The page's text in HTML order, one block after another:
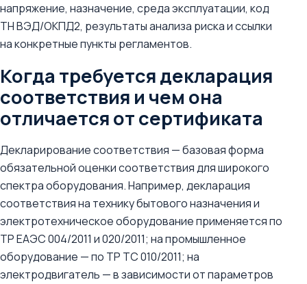
напряжение, назначение, среда эксплуатации, код
ТН ВЭД/ОКПД2, результаты анализа риска и ссылки
на конкретные пункты регламентов.
Когда требуется декларация
соответствия и чем она
отличается от сертификата
Декларирование соответствия — базовая форма
обязательной оценки соответствия для широкого
спектра оборудования. Например, декларация
соответствия на технику бытового назначения и
электротехническое оборудование применяется по
ТР ЕАЭС 004/2011 и 020/2011; на промышленное
оборудование — по ТР ТС 010/2011; на
электродвигатель — в зависимости от параметров